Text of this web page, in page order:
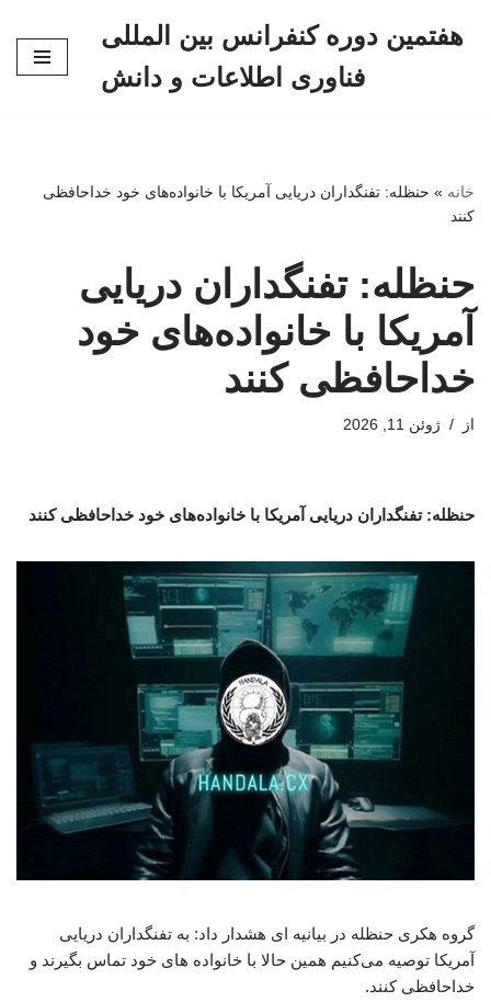
هفتمین دوره کنفرانس بین المللی
فناوری اطلاعات و دانش
خانه » حنظله: تفنگداران دریایی آمریکا با خانواده‌های خود خداحافظی
کنند
حنظله: تفنگداران دریایی
آمریکا با خانواده‌های خود
خداحافظی کنند
از ژوئن 11, 2026
حنظله: تفنگداران دریایی آمریکا با خانواده‌های خود خداحافظی کنند
گروه هکری حنظله در بیانیه ای هشدار داد: به تفنگداران دریایی
آمریکا توصیه می‌کنیم همین حالا با خانواده‌ های خود تماس بگیرند و
خداحافظی کنند.